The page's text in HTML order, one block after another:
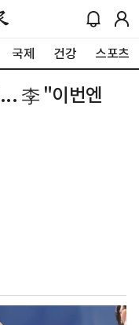
국제 건강 스포츠
李 "이번엔